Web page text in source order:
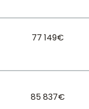
77 149€
85 837€